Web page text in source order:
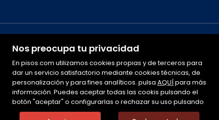
Nos preocupa tu privacidad
En pisos.com utilizamos cookies propias y de terceros para
dar un servicio satisfactorio mediante cookies técnicas, de
personalización y para fines analíticos. pulsa AQUÍpara más
información. Puedes aceptar todas las cookis pulsando el
botón "aceptar" o configurarlas o rechazar su uso pulsando
Mapa Web
Aviso legal
Favoritos
Inmuebles destacados